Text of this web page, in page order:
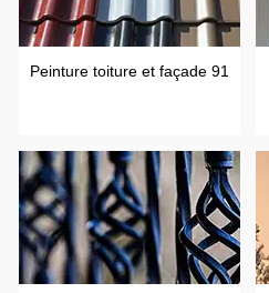
Peinture toiture et façade 91